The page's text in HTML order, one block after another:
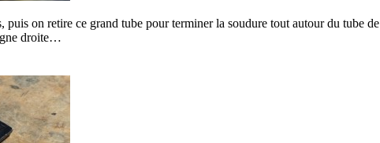
on retire ce grand tube pour terminer la soudure tout autour du tube de
droite…